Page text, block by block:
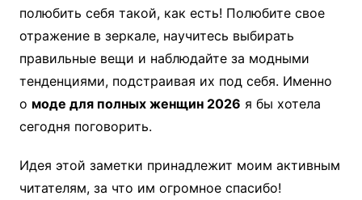
полюбить себя такой, как есть! Полюбите свое
отражение в зеркале, научитесь выбирать
правильные вещи и наблюдайте за модными
тенденциями, подстраивая их под себя. Именно
о моде для полных женщин 2026 я бы хотела
сегодня поговорить.
Идея этой заметки принадлежит моим активным
читателям, за что им огромное спасибо!